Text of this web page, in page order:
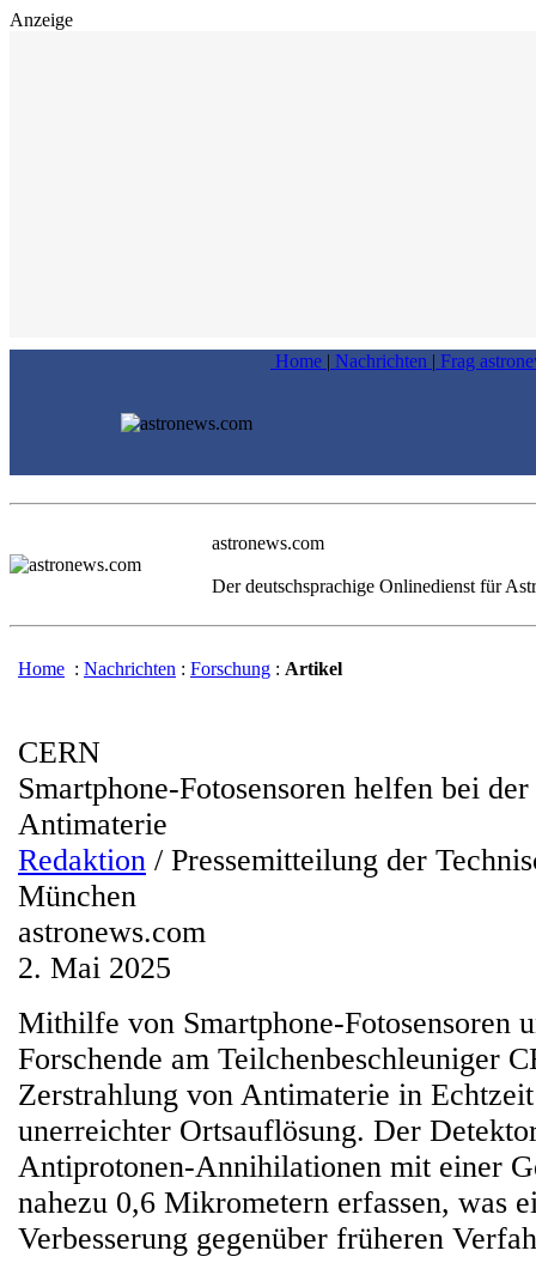
Anzeige
Home | Nachrichten | Frag
astronews.com
Der deutschsprachige Onlinedienst für
Home : Nachrichten : Forschung : Artikel
CERN
Smartphone-Fotosensoren helfen bei
Antimaterie
Redaktion / Pressemitteilung der
München
astronews.com
2. Mai 2025
Mithilfe von Smartphone-Fotosensoren
Forschende am Teilchenbeschleuniger
Zerstrahlung von Antimaterie in
unerreichter Ortsauflösung. Der
Antiprotonen-Annihilationen mit einer
nahezu 0,6 Mikrometern erfassen, was
Verbesserung gegenüber früheren